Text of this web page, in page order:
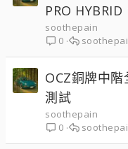
PRO
soothepain
0
OCZ銅牌中
測試
soothepain
0